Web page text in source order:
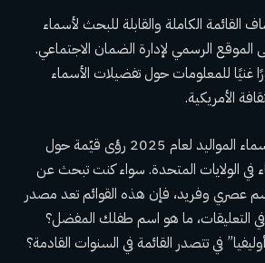
الكاملة والقابلة للبحث لأسماء
الموقع الرسمي لإدارة الضمان الاجتماعي.
غنيًا للمعلومات حول تفضيلات الأسماء
الأمريكية.
في الختام، تقدم قائمة أسماء المواليد لعام 2025 رؤى قيّمة حول
في الولايات المتحدة. سواء كنت تبحث عن
عصري وفريد، فإن هذه القوائم تعد مصدر
في التعليقات، ما هو اسم طفلك المفضل؟
في تتصدر القائمة في السنوات القادمة؟